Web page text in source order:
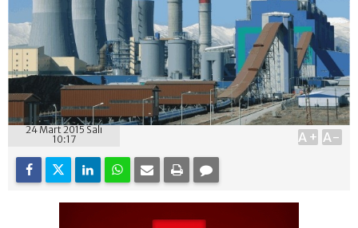
24 Mart 2015 Salı
10:17
A+ A-